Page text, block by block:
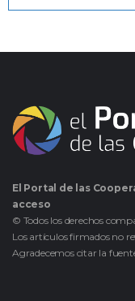
El Portal de las
acceso
© Todos los derechos
Los artículos firmados no
Agradecemos citar la